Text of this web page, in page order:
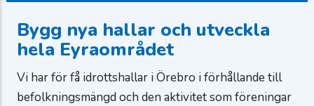
Bygg nya hallar och utveckla
hela Eyraområdet
Vi har för få idrottshallar i Örebro i förhållande till
befolkningsmängd och den aktivitet som föreningar